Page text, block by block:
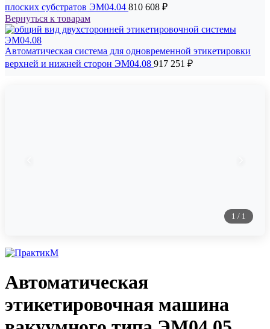
плоских субстратов ЭМ04.04 810 608 ₽
Вернуться к товарам
Автоматическая система для одновременной этикетировки
верхней и нижней сторон ЭМ04.08 917 251 ₽
1 / 1
Автоматическая
этикетировочная машина